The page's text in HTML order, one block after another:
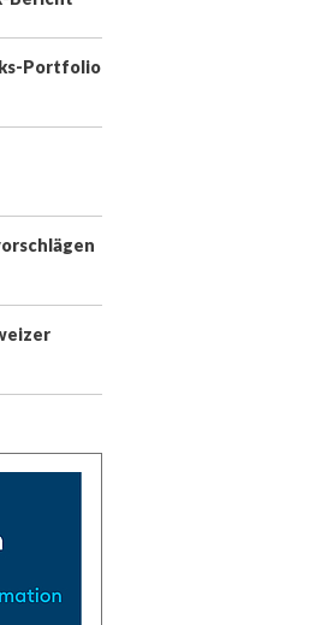
Portfolio